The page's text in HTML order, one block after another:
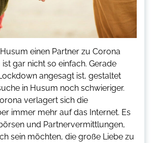
einen Partner zu Corona
gar nicht so einfach. Gerade
angesagt ist, gestaltet
in Husum noch schwieriger.
verlagert sich die
immer mehr auf das Internet. Es
und Partnervermittlungen,
sein möchten, die große Liebe zu